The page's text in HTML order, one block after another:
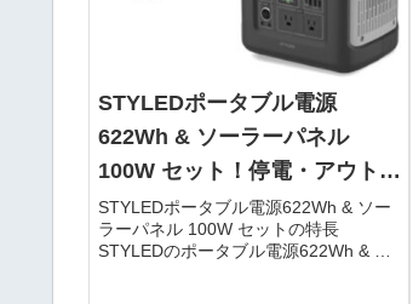
STYLEDポータブル電源
622Wh & ソーラーパネル
100W セット！停電・アウトド
アに最適
STYLEDポータブル電源622Wh & ソー
ラーパネル 100W セットの特長
STYLEDのポータブル電源622Wh & ソ